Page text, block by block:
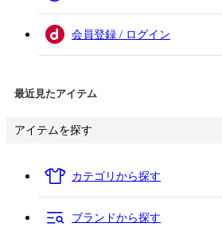
会員登録 / ログイン
最近見たアイテム
アイテムを探す
カテゴリから探す
ブランドから探す